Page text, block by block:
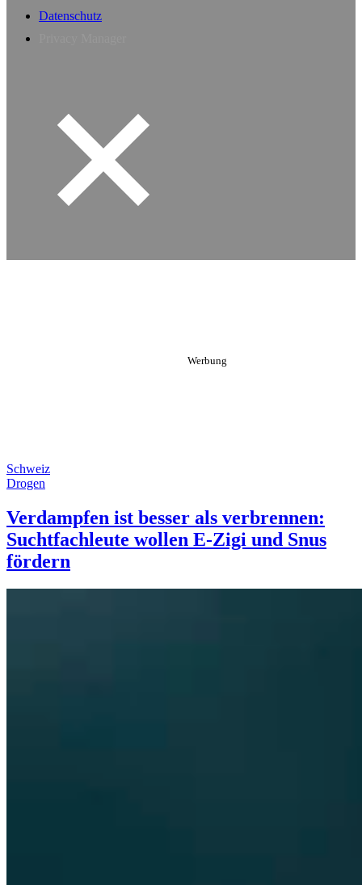
Datenschutz
Schweiz
Drogen
Verdampfen ist besser als verbrennen:
Suchtfachleute wollen E-Zigi und Snus
fördern